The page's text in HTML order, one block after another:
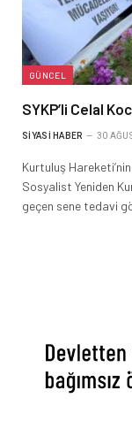
GÜNCEL
SYKP’li Celal
SIYASI HABER 30
Kurtuluş
Sosyalist Yeniden
geçen sene tedavi